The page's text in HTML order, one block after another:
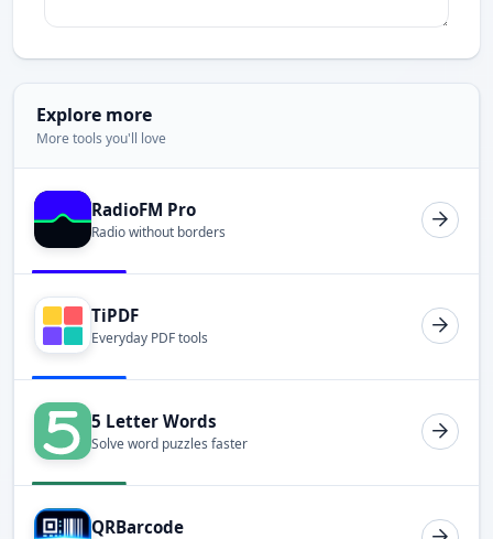
Explore more
More tools you'll love
RadioFM Pro
Radio without borders
TiPDF
Everyday PDF tools
5 Letter Words
Solve word puzzles faster
QRBarcode